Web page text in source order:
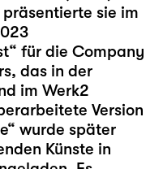
präsentierte sie im
für die Company
das in der
im Werk2
Version
wurde später
Künste in